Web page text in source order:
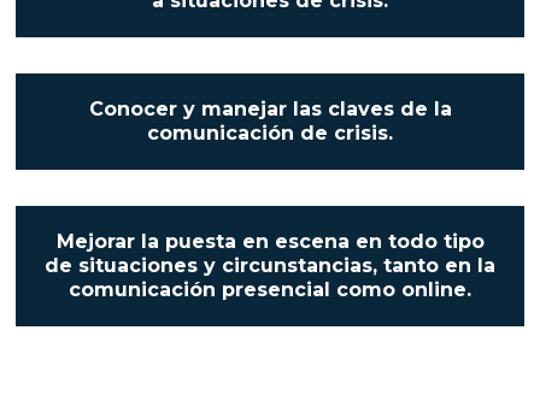
Conocer y manejar las claves de la
comunicación de crisis.
Mejorar la puesta en escena en todo tipo
de situaciones y circunstancias, tanto en la
comunicación presencial como online.